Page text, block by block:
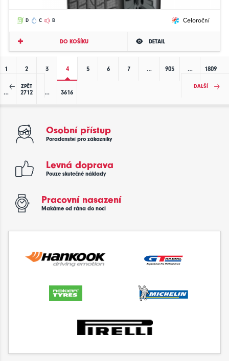
D C B Celoroční
DO KOŠÍKU DETAIL
ZPĚT
1 2 3 4 5 6 7 … 905 … 1809
… 2712 … 3616
DALŠÍ
Osobní přístup
Poradenství pro zákazníky
Levná doprava
Pouze skutečné náklady
Pracovní nasazení
Makáme od rána do noci